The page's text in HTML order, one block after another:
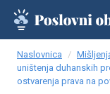
Naslovnica
uništenja duhanskih
ostvarenja prava na